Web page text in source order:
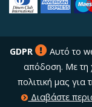
GDPR
Αυτό το
απόδοση. Με τη
πολιτική μας για
Διαβάστε